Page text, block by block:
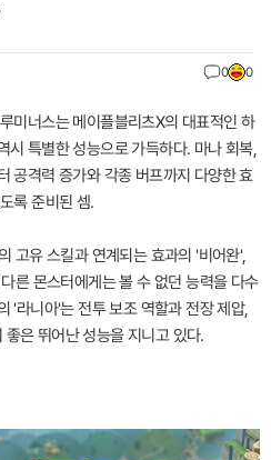
0 0
미너스는 메이플블리츠X의 대표적인 하
시 특별한 성능으로 가득하다. 마나 회복,
공격력 증가와 각종 버프까지 다양한 효
록 준비된 셈.
고유 스킬과 연계되는 효과의 '비어완',
른 몬스터에게는 볼 수 없던 능력을 다수
'라니아'는 전투 보조 역할과 전장 제압,
은 뛰어난 성능을 지니고 있다.